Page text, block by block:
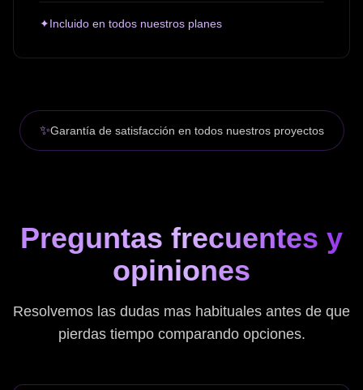
✦Incluido en todos nuestros planes
✨Garantía de satisfacción en todos nuestros proyectos
Preguntas frecuentes y
opiniones
Resolvemos las dudas mas habituales antes de que
pierdas tiempo comparando opciones.